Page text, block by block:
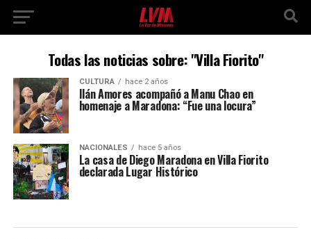
Todas las noticias sobre: "Villa Fiorito"
CULTURA hace 2 años
Ilán Amores acompañó a Manu Chao en
homenaje a Maradona: “Fue una locura”
NACIONALES hace 5 años
La casa de Diego Maradona en Villa Fiorito
declarada Lugar Histórico